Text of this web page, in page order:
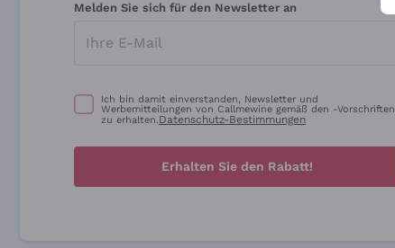
Melden Sie sich für den Newsletter an
Ich bin damit einverstanden, Newsletter und
Werbemitteilungen von Callmewine gemäß den -Vorschriften
zu erhalten.Datenschutz-Bestimmungen
Erhalten Sie den Rabatt!